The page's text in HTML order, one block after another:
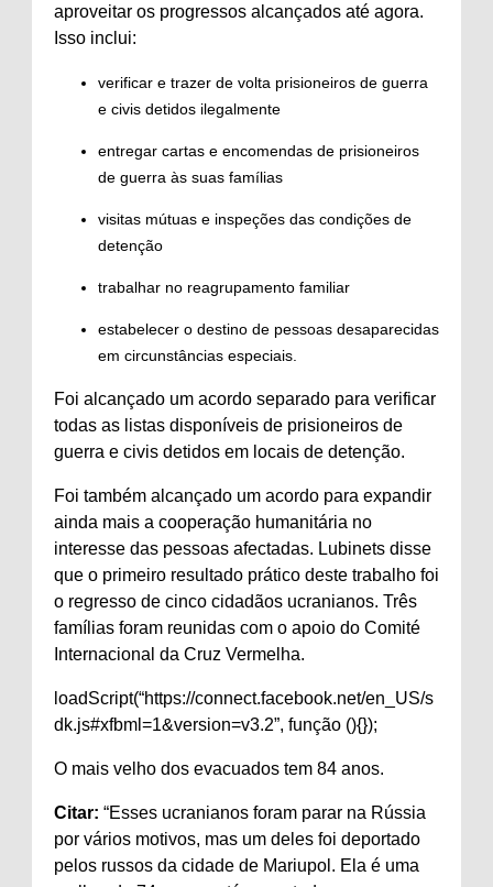
aproveitar os progressos alcançados até agora.
Isso inclui:
verificar e trazer de volta prisioneiros de guerra
e civis detidos ilegalmente
entregar cartas e encomendas de prisioneiros
de guerra às suas famílias
visitas mútuas e inspeções das condições de
detenção
trabalhar no reagrupamento familiar
estabelecer o destino de pessoas desaparecidas
em circunstâncias especiais.
Foi alcançado um acordo separado para verificar
todas as listas disponíveis de prisioneiros de
guerra e civis detidos em locais de detenção.
Foi também alcançado um acordo para expandir
ainda mais a cooperação humanitária no
interesse das pessoas afectadas. Lubinets disse
que o primeiro resultado prático deste trabalho foi
o regresso de cinco cidadãos ucranianos. Três
famílias foram reunidas com o apoio do Comité
Internacional da Cruz Vermelha.
loadScript(“https://connect.facebook.net/en_US/s
dk.js#xfbml=1&version=v3.2”, função (){});
O mais velho dos evacuados tem 84 anos.
Citar: “Esses ucranianos foram parar na Rússia
por vários motivos, mas um deles foi deportado
pelos russos da cidade de Mariupol. Ela é uma